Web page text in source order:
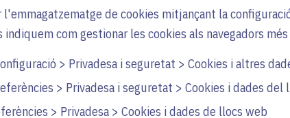
de cookies mitjançant la
indiquem com gestionar les cookies als navegadors
> Privadesa i seguretat > Cookies i altres
> Privadesa i seguretat > Cookies i dades del
> Privadesa > Cookies i dades de llocs web